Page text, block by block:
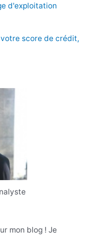
d'exploitation
score de crédit,
mon blog ! Je